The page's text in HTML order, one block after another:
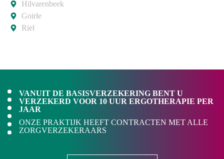
Hilvarenbeek
Goirle
Riel
VANUIT DE BASISVERZEKERING BENT U
VERZEKERD VOOR 10 UUR ERGOTHERAPIE PER
JAAR
ONZE PRAKTIJK HEEFT CONTRACTEN MET ALLE
ZORGVERZEKERAARS